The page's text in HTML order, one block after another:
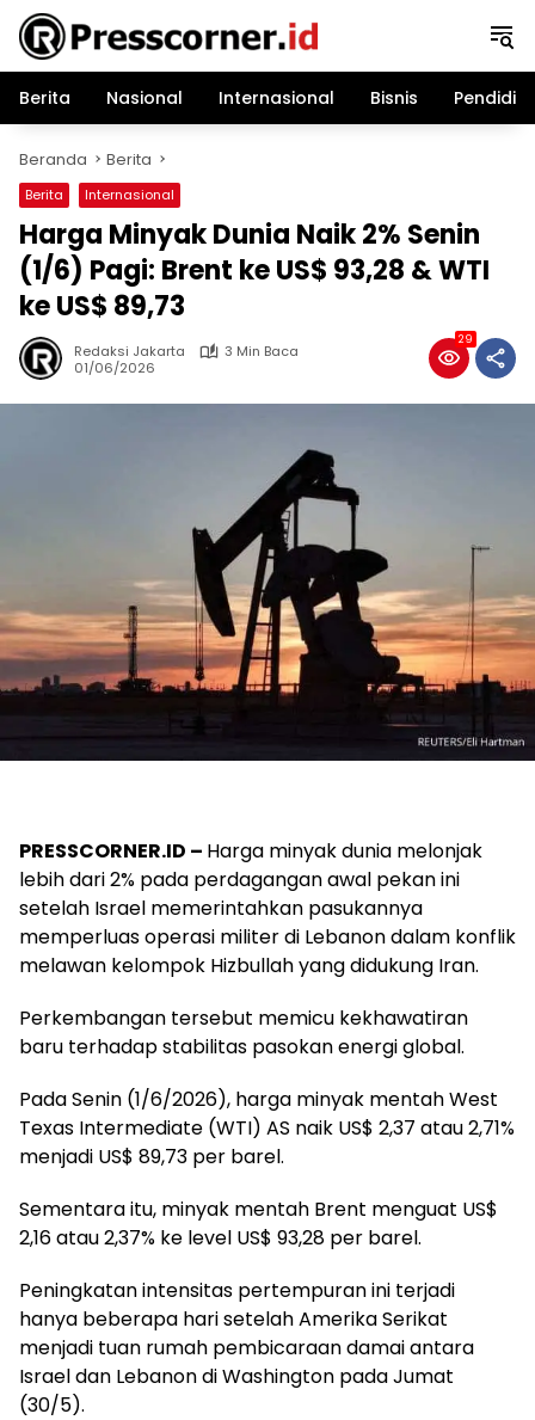
Langsung
konten
Berita
Nasional Internasional Bisnis
Beranda Berita
Berita Internasional
Harga Minyak Dunia Naik 2% Senin
(1/6) Pagi: Brent ke US$ 93,28 & WTI
ke US$ 89,73
Redaksi Jakarta
3 Min Baca
01/06/2026
29
PRESSCORNER.ID – Harga minyak dunia melonjak
lebih dari 2% pada perdagangan awal pekan ini
setelah Israel memerintahkan pasukannya
memperluas operasi militer di Lebanon dalam konflik
melawan kelompok Hizbullah yang didukung Iran.
Perkembangan tersebut memicu kekhawatiran
baru terhadap stabilitas pasokan energi global.
Pada Senin (1/6/2026), harga minyak mentah West
Texas Intermediate (WTI) AS naik US$ 2,37 atau 2,71%
menjadi US$ 89,73 per barel.
Sementara itu, minyak mentah Brent menguat US$
2,16 atau 2,37% ke level US$ 93,28 per barel.
Peningkatan intensitas pertempuran ini terjadi
hanya beberapa hari setelah Amerika Serikat
menjadi tuan rumah pembicaraan damai antara
Israel dan Lebanon di Washington pada Jumat
(30/5).